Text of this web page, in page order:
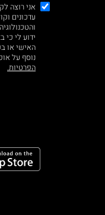
אני רוצה
עדכונים
ידוע לי
נוסף על
הפרטיות.